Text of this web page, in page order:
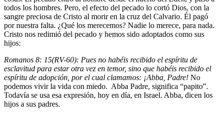
todos los hombres. Pero, el efecto del pecado lo cortó Dios, con la
sangre preciosa de Cristo al morir en la cruz del Calvario. Él pagó
por nuestra falta. ¿Qué los merecemos? Nadie lo merece, para nada.
Cristo nos redimió del pecado y hemos sido adoptados como sus
hijos:
Romanos 8: 15(RV-60): Pues no habéis recibido el espíritu de
esclavitud para estar otra vez en temor, sino que habéis recibido el
espíritu de adopción, por el cual clamamos: ¡Abba, Padre! No
podemos vivir la vida con miedo. Abba Padre, significa “papito”.
Todavía se usa esa expresión, hoy en día, en Israel. Abba, dicen los
hijos a sus padres.